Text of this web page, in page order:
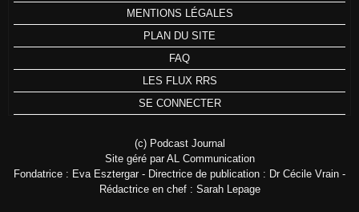
MENTIONS LÉGALES
PLAN DU SITE
FAQ
LES FLUX RRS
SE CONNECTER
(c) Podcast Journal
Site géré par AL Communication
Fondatrice : Eva Esztergar - Directrice de publication : Dr Cécile Vrain -
Rédactrice en chef : Sarah Lepage